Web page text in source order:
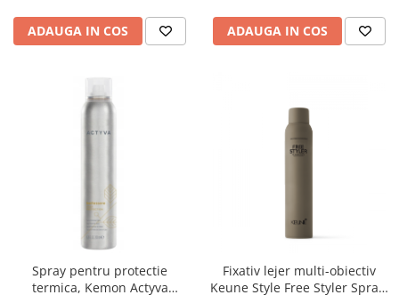
ADAUGA IN COS ADAUGA IN COS
Spray pentru protectie
termica, Kemon Actyva
Fixativ lejer multi-obiectiv
Keune Style Free Styler Spray,